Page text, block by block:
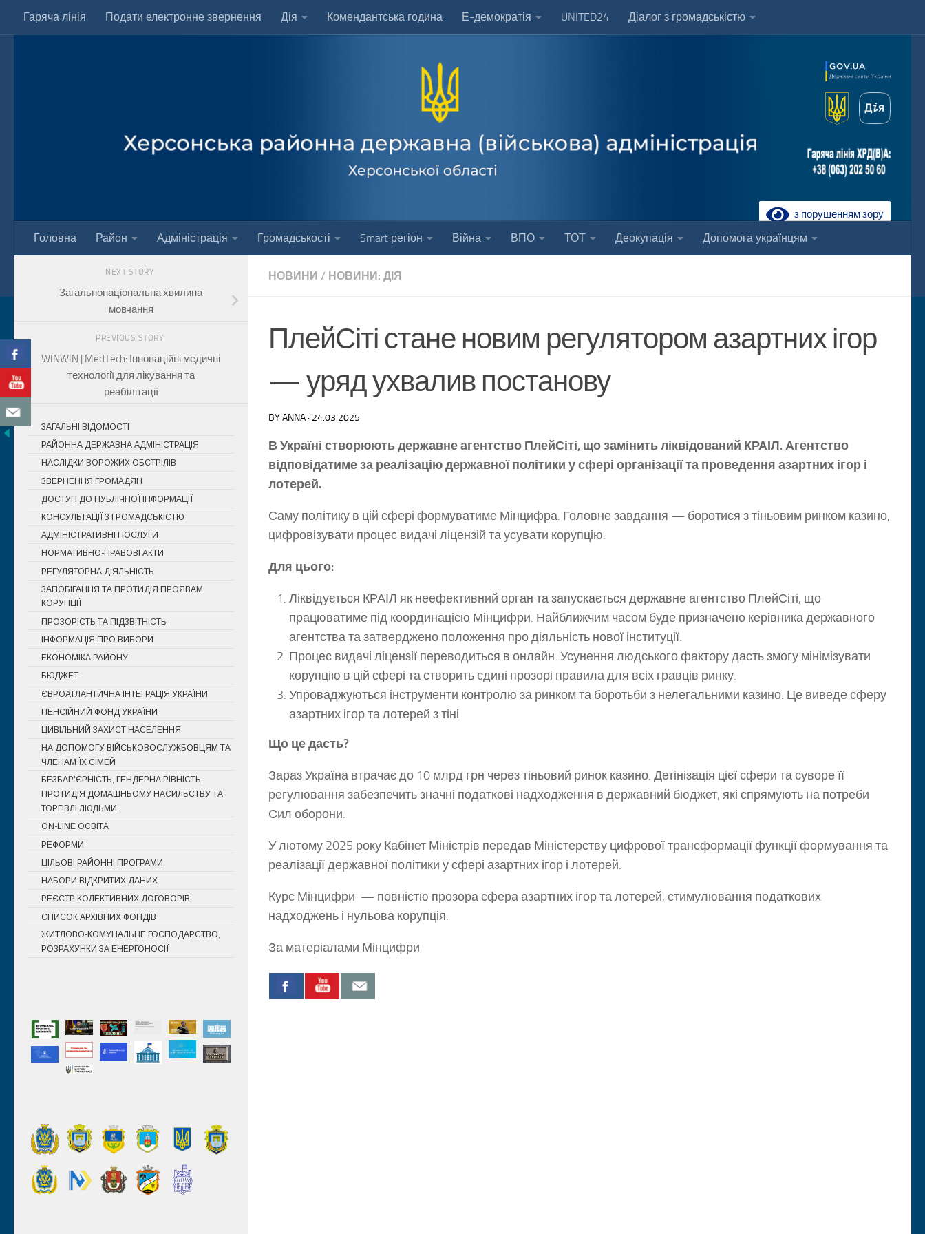
Skip to content
Гаряча лінія Подати електронне звернення Дія Комендантська година Е-демократія UNITED24 Діалог з громадськістю
з порушенням зору
Головна Район Адміністрація Громадськості Smart регіон Війна ВПО ТОТ Деокупація Допомога українцям
НОВИНИ / НОВИНИ: ДІЯ
ПлейСіті стане новим регулятором азартних ігор
— уряд ухвалив постанову
BYANNA · 24.03.2025
В Україні створюють державне агентство ПлейСіті, що замінить ліквідований КРАІЛ. Агентство
відповідатиме за реалізацію державної політики у сфері організації та проведення азартних ігор і
лотерей.
Саму політику в цій сфері формуватиме Мінцифра. Головне завдання — боротися з тіньовим ринком казино,
цифровізувати процес видачі ліцензій та усувати корупцію.
Для цього:
Ліквідується КРАІЛ як неефективний орган та запускається державне агентство ПлейСіті, що
працюватиме під координацією Мінцифри. Найближчим часом буде призначено керівника державного
агентства та затверджено положення про діяльність нової інституції.
Процес видачі ліцензії переводиться в онлайн. Усунення людського фактору дасть змогу мінімізувати
корупцію в цій сфері та створить єдині прозорі правила для всіх гравців ринку.
Упроваджуються інструменти контролю за ринком та боротьби з нелегальними казино. Це виведе сферу
азартних ігор та лотерей з тіні.
Що це дасть?
Зараз Україна втрачає до 10 млрд грн через тіньовий ринок казино. Детінізація цієї сфери та суворе її
регулювання забезпечить значні податкові надходження в державний бюджет, які спрямують на потреби
Сил оборони.
У лютому 2025 року Кабінет Міністрів передав Міністерству цифрової трансформації функції формування та
реалізації державної політики у сфері азартних ігор і лотерей.
Курс Мінцифри — повністю прозора сфера азартних ігор та лотерей, стимулювання податкових
надходжень і нульова корупція.
За матеріалами Мінцифри
NEXT STORY
Загальнонаціональна хвилина
мовчання
PREVIOUS STORY
WINWIN | MedTech: Інноваційні медичні
технології для лікування та
реабілітації
ЗАГАЛЬНІ ВІДОМОСТІ
РАЙОННА ДЕРЖАВНА АДМІНІСТРАЦІЯ
НАСЛІДКИ ВОРОЖИХ ОБСТРІЛІВ
ЗВЕРНЕННЯ ГРОМАДЯН
ДОСТУП ДО ПУБЛІЧНОЇ ІНФОРМАЦІЇ
КОНСУЛЬТАЦІЇ З ГРОМАДСЬКІСТЮ
АДМІНІСТРАТИВНІ ПОСЛУГИ
НОРМАТИВНО-ПРАВОВІ АКТИ
РЕГУЛЯТОРНА ДІЯЛЬНІСТЬ
ЗАПОБІГАННЯ ТА ПРОТИДІЯ ПРОЯВАМ
КОРУПЦІЇ
ПРОЗОРІСТЬ ТА ПІДЗВІТНІСТЬ
ІНФОРМАЦІЯ ПРО ВИБОРИ
ЕКОНОМІКА РАЙОНУ
БЮДЖЕТ
ЄВРОАТЛАНТИЧНА ІНТЕГРАЦІЯ УКРАЇНИ
ПЕНСІЙНИЙ ФОНД УКРАЇНИ
ЦИВІЛЬНИЙ ЗАХИСТ НАСЕЛЕННЯ
НА ДОПОМОГУ ВІЙСЬКОВОСЛУЖБОВЦЯМ ТА
ЧЛЕНАМ ЇХ СІМЕЙ
БЕЗБАР'ЄРНІСТЬ, ГЕНДЕРНА РІВНІСТЬ,
ПРОТИДІЯ ДОМАШНЬОМУ НАСИЛЬСТВУ ТА
ТОРГІВЛІ ЛЮДЬМИ
ON-LINE ОСВІТА
РЕФОРМИ
ЦІЛЬОВІ РАЙОННІ ПРОГРАМИ
НАБОРИ ВІДКРИТИХ ДАНИХ
РЕЄСТР КОЛЕКТИВНИХ ДОГОВОРІВ
СПИСОК АРХІВНИХ ФОНДІВ
ЖИТЛОВО-КОМУНАЛЬНЕ ГОСПОДАРСТВО,
РОЗРАХУНКИ ЗА ЕНЕРГОНОСІЇ